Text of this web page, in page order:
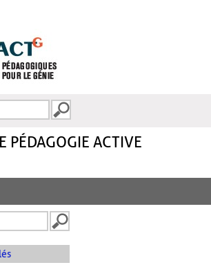
PÉDAGOGIE ACTIVE